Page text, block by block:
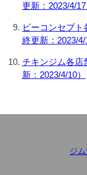
更新：2023/4/17
ビーコンセプ
終更新：2023/4/
チキンジム各店
新：2023/4/10）
ジ